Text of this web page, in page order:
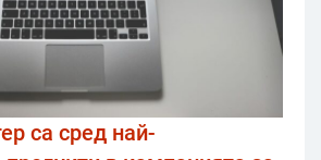
са сред най-